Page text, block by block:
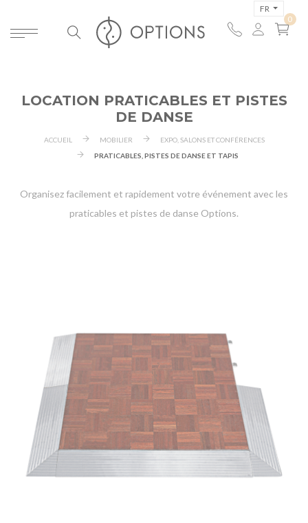
FR
LOCATION PRATICABLES ET PISTES
DE DANSE
ACCUEIL MOBILIER
EXPO, SALONS ET CONFÉRENCES
PRATICABLES, PISTES DE DANSE ET TAPIS
Organisez facilement et rapidement votre événement avec les
praticables et pistes de danse Options.